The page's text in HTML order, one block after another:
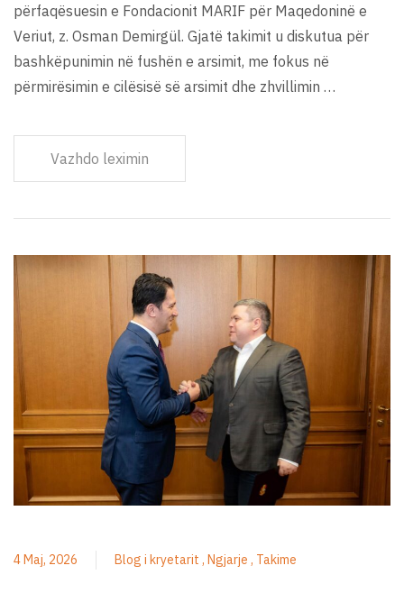
përfaqësuesin e Fondacionit MARIF për Maqedoninë e
Veriut, z. Osman Demirgül. Gjatë takimit u diskutua për
bashkëpunimin në fushën e arsimit, me fokus në
përmirësimin e cilësisë së arsimit dhe zhvillimin …
Vazhdo leximin
4 Maj, 2026 Blog i kryetarit Ngjarje Takime